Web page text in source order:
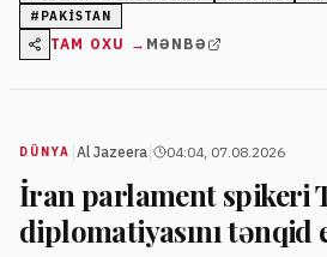
# PAKISTAN
TAM OXU → MƏNBƏ
DÜNYA Al Jazeera 04:04, 07.08.2026
İran parlament spikeri
diplomatiyasını tənqid